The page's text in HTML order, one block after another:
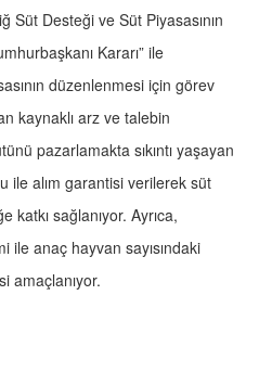
Süt Desteği ve Süt Piyasasının
Kararı” ile
düzenlenmesi için görev
kaynaklı arz ve talebin
pazarlamakta sıkıntı yaşayan
ile alım garantisi verilerek süt
katkı sağlanıyor. Ayrıca,
ile anaç hayvan sayısındaki
amaçlanıyor.